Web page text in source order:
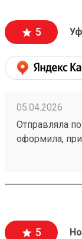
5
05.04.2026
Отправляла
оформила,
5